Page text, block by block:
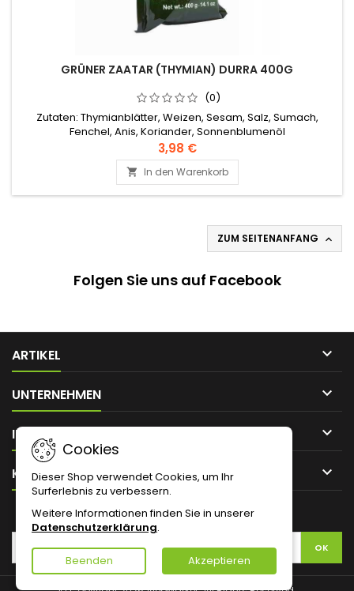
GRÜNER ZAATAR (THYMIAN) DURRA 400G
(0)
Zutaten: Thymianblätter, Weizen, Sesam, Salz, Sumach,
Fenchel, Anis, Koriander, Sonnenblumenöl
3,98 €
 In den Warenkorb
ZUM SEITENANFANG 
Folgen Sie uns auf Facebook
ARTIKEL 
UNTERNEHMEN 
IHR KONTO 
KONTAKT 
Cookies
Dieser Shop verwendet Cookies, um Ihr
Surferlebnis zu verbessern.
Weitere Informationen finden Sie in unserer
Datenschutzerklärung.
Beenden Akzeptieren
NEWSLETTER